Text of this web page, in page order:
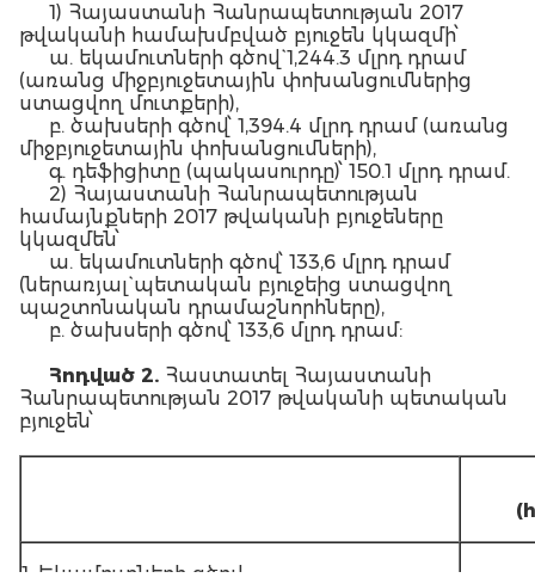
1) Հայաստանի Հանրապետության 2017
թվականի համախմբված բյուջեն կկազմի՝
ա. եկամուտների գծով` 1,244.3 մլրդ դրամ
(առանց միջբյուջետային փոխանցումներից
ստացվող մուտքերի),
բ. ծախսերի գծով՝ 1,394.4 մլրդ դրամ (առանց
միջբյուջետային փոխանցումների),
գ. դեֆիցիտը (պակասուրդը)՝ 150.1 մլրդ դրամ.
2) Հայաստանի Հանրապետության
համայնքների 2017 թվականի բյուջեները
կկազմեն՝
ա. եկամուտների գծով՝ 133,6 մլրդ դրամ
(ներառյալ` պետական բյուջեից ստացվող
պաշտոնական դրամաշնորհները),
բ. ծախսերի գծով՝ 133,6 մլրդ դրամ:
Հոդված 2. Հաստատել Հայաստանի
Հանրապետության 2017 թվականի պետական
բյուջեն՝
1. Եկամուտների գծով